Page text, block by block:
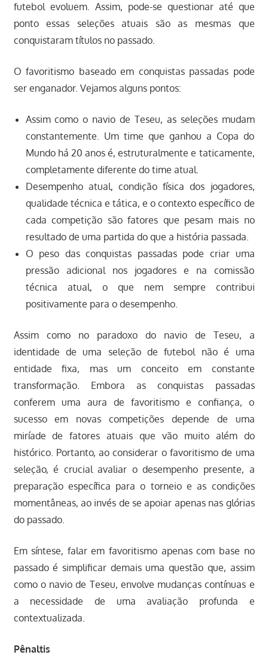
futebol evoluem. Assim, pode-se questionar até que
ponto essas seleções atuais são as mesmas que
conquistaram títulos no passado.
O favoritismo baseado em conquistas passadas pode
ser enganador. Vejamos alguns pontos:
Assim como o navio de Teseu, as seleções mudam
constantemente. Um time que ganhou a Copa do
Mundo há 20 anos é, estruturalmente e taticamente,
completamente diferente do time atual.
Desempenho atual, condição física dos jogadores,
qualidade técnica e tática, e o contexto específico de
cada competição são fatores que pesam mais no
resultado de uma partida do que a história passada.
O peso das conquistas passadas pode criar uma
pressão adicional nos jogadores e na comissão
técnica atual, o que nem sempre contribui
positivamente para o desempenho.
Assim como no paradoxo do navio de Teseu, a
identidade de uma seleção de futebol não é uma
entidade fixa, mas um conceito em constante
transformação. Embora as conquistas passadas
conferem uma aura de favoritismo e confiança, o
sucesso em novas competições depende de uma
miríade de fatores atuais que vão muito além do
histórico. Portanto, ao considerar o favoritismo de uma
seleção, é crucial avaliar o desempenho presente, a
preparação específica para o torneio e as condições
momentâneas, ao invés de se apoiar apenas nas glórias
do passado.
Em síntese, falar em favoritismo apenas com base no
passado é simplificar demais uma questão que, assim
como o navio de Teseu, envolve mudanças contínuas e
a necessidade de uma avaliação profunda e
contextualizada.
Pênaltis